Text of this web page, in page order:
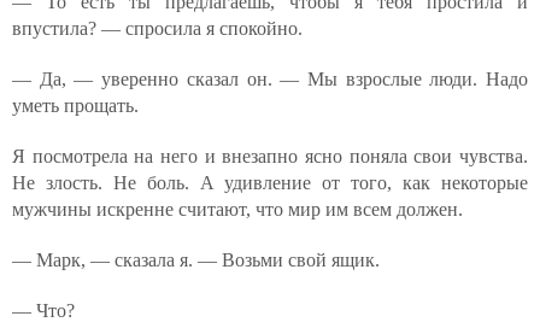
впустила? — спросила я спокойно.
— Да, — уверенно сказал он. — Мы взрослые люди. Надо
уметь прощать.
Я посмотрела на него и внезапно ясно поняла свои чувства.
Не злость. Не боль. А удивление от того, как некоторые
мужчины искренне считают, что мир им всем должен.
— Марк, — сказала я. — Возьми свой ящик.
— Что?